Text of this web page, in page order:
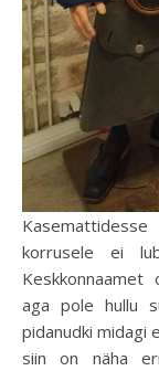
korrusele ei
aga pole hullu
pidanudki midagi
siin on näha